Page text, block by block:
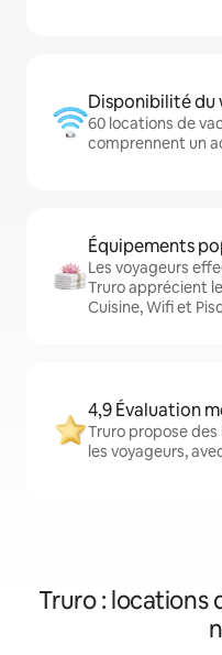
Disponibilité du
60 locations de
comprennent un
Équipements
Les voyageurs
Truro apprécient
Cuisine, Wifi et
4,9 Évaluation
Truro propose
les voyageurs,
Truro : locations